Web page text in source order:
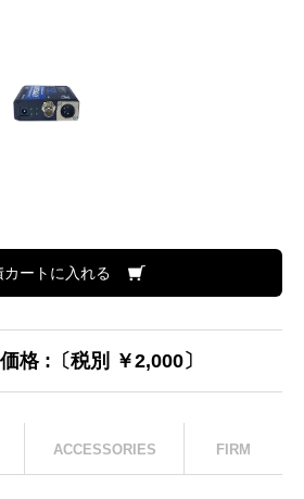
カートに入れる
格 :〔税別 ￥2,000〕
ACCESSORIES FIRM